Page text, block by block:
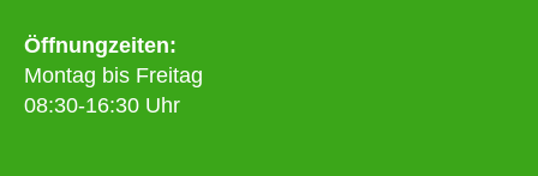
Öffnungzeiten:
Montag bis Freitag
08:30-16:30 Uhr